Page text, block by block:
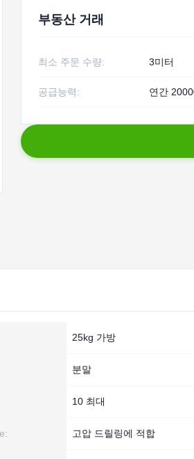
부동산 거래
최소 주문 수량: 3미터
공급능력: 연간
25kg 가방
분말
10 최대
고압 드릴링에 적합